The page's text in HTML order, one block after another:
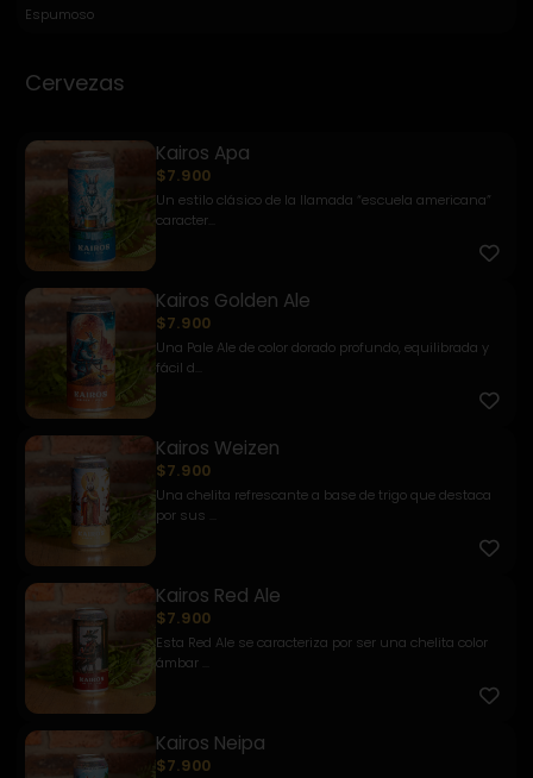
Espumoso
Cervezas
Kairos Apa
$7.900
Un estilo clásico de la llamada “escuela americana”
caracter...
Kairos Golden Ale
$7.900
Una Pale Ale de color dorado profundo, equilibrada y
fácil d...
Kairos Weizen
$7.900
Una chelita refrescante a base de trigo que destaca
por sus ...
Kairos Red Ale
$7.900
Esta Red Ale se caracteriza por ser una chelita color
ámbar ...
Kairos Neipa
$7.900